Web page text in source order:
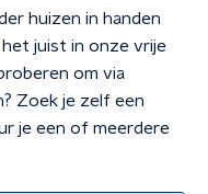
huizen in handen
juist in onze vrije
om via
Zoek je zelf een
je een of meerdere